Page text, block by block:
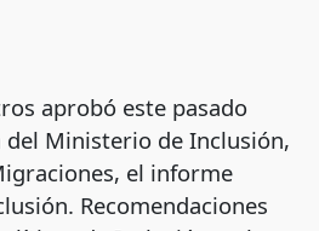
aprobó este pasado
Ministerio de Inclusión,
el informe
Recomendaciones